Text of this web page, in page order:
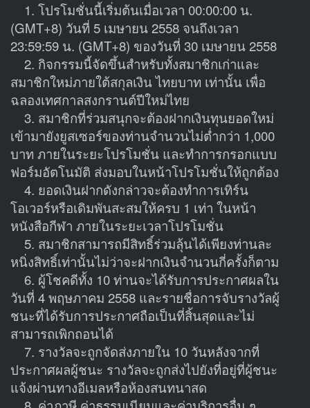
1. โปรโมชั่นนี้เริ่มต้นเมื่อเวลา 00:00:00 น.
(GMT+8) วันที่ 5 เมษายน 2558 จนถึงเวลา
23:59:59 น. (GMT+8) ของวันที่ 30 เมษายน 2558
2. กิจกรรมนี้จัดขึ้นสำหรับทั้งสมาชิกเก่าและ
สมาชิกใหม่ภายใต้สกุลเงิน ไทยบาท เท่านั้น เพื่อ
ฉลองเทศกาลสงกรานต์ปีใหม่ไทย
3. สมาชิกที่ร่วมสนุกจะต้องฝากเงินทุนยอดใหม่
เข้ามายังยูสเซอร์ของท่านจำนวนไม่ต่ำกว่า 1,000
บาท ภายในระยะโปรโมชั่น และทำการกรอกแบบ
ฟอร์มอัตโนมัติ ส่งมอบในหน้าโปรโมชั่นให้ถูกต้อง
4. ยอดเงินฝากดังกล่าวจะต้องทำการเทิร์น
โอเวอร์หรือเดิมพันสะสมให้ครบ 1 เท่า ในหน้า
หนังสือกีฬา ภายในระยะเวลาโปรโมชั่น
5. สมาชิกสามารถมีสิทธิ์ร่วมลุ้นได้เพียงท่านละ
หนิ่งสิทธิ์เท่านั้นไม่ว่าจะฝากเงินจำนวนกี่ครั้งก็ตาม
6. ผู้โชคดีทั้ง 10 ท่านจะได้รับการประกาศผลใน
วันที่ 4 พฤษภาคม 2558 และรายชื่อการจับรางวัลผู้
ชนะที่ได้รับการประกาศถือเป็นที่สิ้นสุดและไม่
สามารถเพิกถอนได้
7. รางวัลจะถูกจัดส่งภายใน 10 วันหลังจากที่
ประกาศผลผู้ชนะ รางวัลจะถูกส่งไปยังที่อยู่ที่ผู้ชนะ
แจ้งผ่านทางอีเมลหรือห้องสนทนาสด